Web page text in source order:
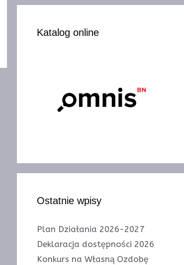
Katalog online
Ostatnie wpisy
Plan Działania 2026-2027
Deklaracja dostępności 2026
Konkurs na Własną Ozdobę